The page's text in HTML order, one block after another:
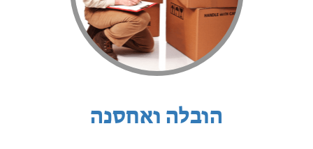
הובלה ואחסנה